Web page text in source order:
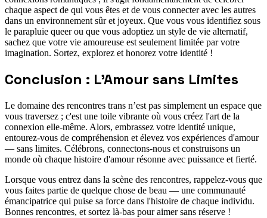
chaque aspect de qui vous êtes et de vous connecter avec les autres
dans un environnement sûr et joyeux. Que vous vous identifiez sous
le parapluie queer ou que vous adoptiez un style de vie alternatif,
sachez que votre vie amoureuse est seulement limitée par votre
imagination. Sortez, explorez et honorez votre identité !
Conclusion : L'Amour sans Limites
Le domaine des rencontres trans n’est pas simplement un espace que
vous traversez ; c'est une toile vibrante où vous créez l'art de la
connexion elle-même. Alors, embrassez votre identité unique,
entourez-vous de compréhension et élevez vos expériences d'amour
— sans limites. Célébrons, connectons-nous et construisons un
monde où chaque histoire d'amour résonne avec puissance et fierté.
Lorsque vous entrez dans la scène des rencontres, rappelez-vous que
vous faites partie de quelque chose de beau — une communauté
émancipatrice qui puise sa force dans l'histoire de chaque individu.
Bonnes rencontres, et sortez là-bas pour aimer sans réserve !